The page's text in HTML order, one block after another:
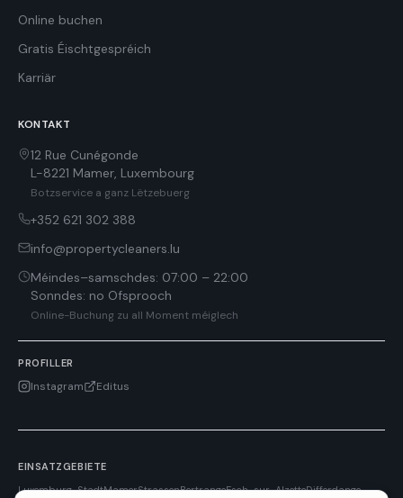
Online buchen
Gratis Éischtgespréich
Karriär
KONTAKT
12 Rue Cunégonde
L-8221 Mamer, Luxembourg
Botzservice a ganz Lëtzebuerg
+352 621 302 388
info@propertycleaners.lu
Méindes–samschdes: 07:00 – 22:00
Sonndes: no Ofsprooch
Online-Buchung zu all Moment méiglech
PROFILLER
Instagram Editus
EINSATZGEBIETE
Luxemburg-StadtMamerStrassenBertrangeEsch-sur-AlzetteDifferdange